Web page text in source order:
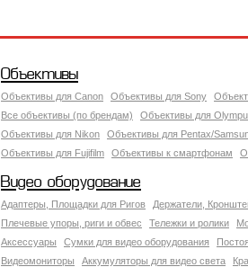
Объективы
Объективы для Canon Объективы для Sony
Все объективы (по брендам)
Объективы для
Объективы для Nikon
Объективы для Pentax/
Объективы для Fujifilm
Объективы к смартфонам
Видео оборудование
Адаптеры, Площадки для Ригов
Держатели,
Плечевые упоры, риги и обвес
Тележки и ролики
Аксессуары
Сумки для видео оборудования
Видеомониторы
Аккумуляторы для видео света